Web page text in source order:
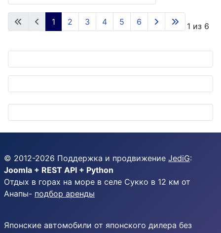
Страница 1 из 6
1 2 3 4 5 6
© 2012-2026 Поддержка и продвижение JediG:
Joomla + REST API + Python
Отдых в горах на море в селе Сукко в 12 км от
Анапы- подбор аренды
Японские автомобили от японского дилера без